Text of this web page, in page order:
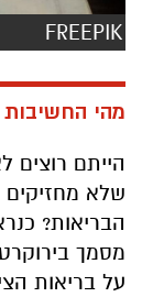
FREEPIK
מהי החשיבות
הייתם רוצים
שלא מחזיקים
הבריאות?
מסמך
על בריאות